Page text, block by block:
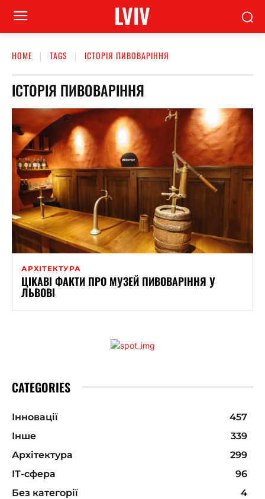
LVIV
HOME TAGS ІСТОРІЯ ПИВОВАРІННЯ
ІСТОРІЯ ПИВОВАРІННЯ
АРХІТЕКТУРА
ЦІКАВІ ФАКТИ ПРО МУЗЕЙ ПИВОВАРІННЯ У
ЛЬВОВІ
CATEGORIES
Інновації
457
Інше
339
Архітектура
299
ІТ-сфера
96
Без категорії
4